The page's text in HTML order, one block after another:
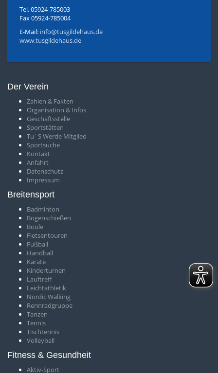
Tel. 05924-785003
Fax 05924-785004
E-Mail: info@tusgildehaus.de
www.tusgildehaus.de
Der Verein
Zahlen & Fakten
Organisation & Infos
Geschäftsstelle
Sportstätten
Tu´S Werde Mitglied
Sportsuche
Kontakt
Anfahrt
Datenschutz
Impressum
Breitensport
Badminton
Bogenschießen
Boule
Fietsentouren
Fußball
Handball
Karate
Kinderturnen
Lauftreff
Leichtathletik
Nordic Walking
Rennradgruppe
Tanzen
Tennis
Tischtennis
Volleyball
Fitness & Gesundheit
Aktiv-Sport